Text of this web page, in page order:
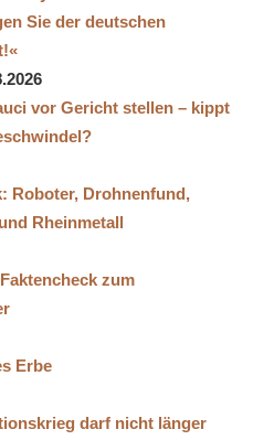
Sie der deutschen
vor Gericht stellen – kippt
Roboter, Drohnenfund,
Rheinmetall
zum
Erbe
darf nicht länger